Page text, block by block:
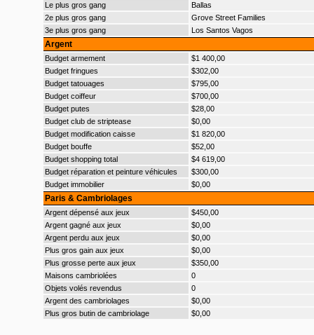
Le plus gros gang
Ballas
2e plus gros gang
Grove Street Families
3e plus gros gang
Los Santos Vagos
Argent
Budget armement
$1 400,00
Budget fringues
$302,00
Budget tatouages
$795,00
Budget coiffeur
$700,00
Budget putes
$28,00
Budget club de striptease
$0,00
Budget modification caisse
$1 820,00
Budget bouffe
$52,00
Budget shopping total
$4 619,00
Budget réparation et peinture véhicules
$300,00
Budget immobilier
$0,00
Paris & Cambriolages
Argent dépensé aux jeux
$450,00
Argent gagné aux jeux
$0,00
Argent perdu aux jeux
$0,00
Plus gros gain aux jeux
$0,00
Plus grosse perte aux jeux
$350,00
Maisons cambriolées
0
Objets volés revendus
0
Argent des cambriolages
$0,00
Plus gros butin de cambriolage
$0,00